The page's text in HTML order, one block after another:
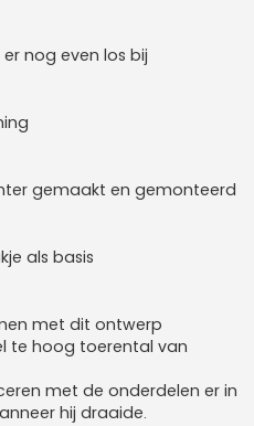
nog even los bij
gemaakt en gemonteerd
als basis
met dit ontwerp
te hoog toerental van
met de onderdelen er in
hij draaide.